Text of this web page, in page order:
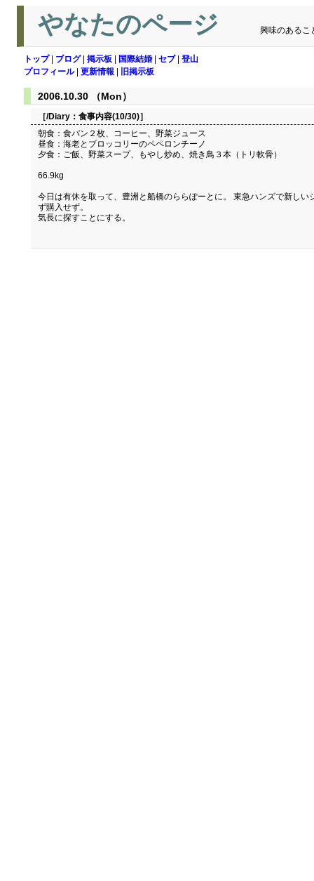
やなたのページ 興味のあるこ
トップ| ブログ| 掲示板 国際結婚 セブ| 登山
プロフィール| 更新情報 旧掲示板
2006.10.30 （Mon）
［/Diary： 食事内容(10/30)］
朝食：食パン２枚、コーヒー、野菜ジュース
昼食：海老とブロッコリーのペペロンチーノ
夕食：ご飯、野菜スープ、もやし炒め、焼き鳥３本（トリ軟骨）
66.9kg
今日は有休を取って、豊洲と船橋のららぽーとに。 東急ハンズで新し
ず購入せず。
気長に探すことにする。